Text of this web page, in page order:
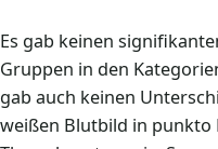
Es gab keinen
Gruppen in den
gab auch keinen
weißen Blutbild in punkto